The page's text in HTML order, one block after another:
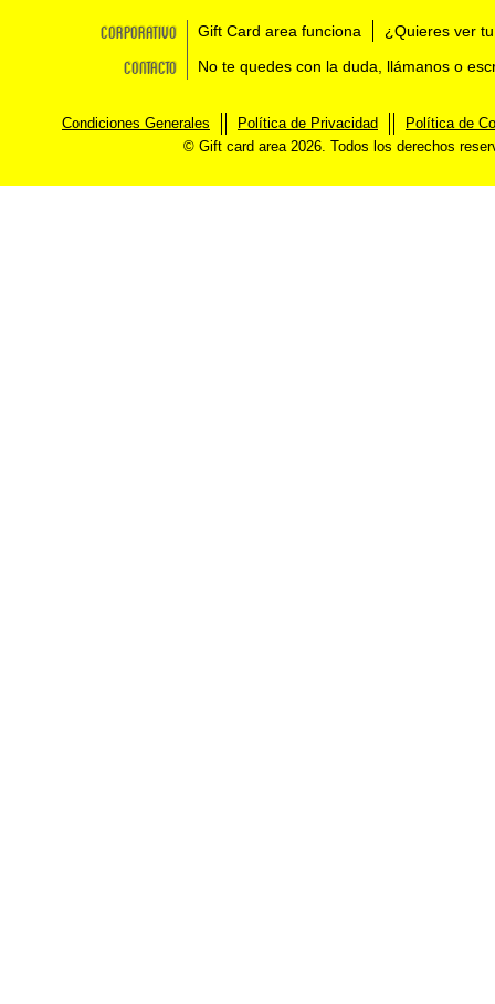
Corporativo Gift Card area funciona ¿Quieres ver
Contacto No te quedes con la duda, llámanos o
Condiciones Generales Política de Privacidad
Política de
© Gift card area 2026. Todos los derechos